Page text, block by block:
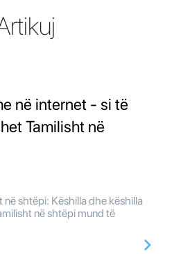
në internet - si të
Tamilisht në
në shtëpi: Këshilla dhe këshilla
në shtëpi mund të